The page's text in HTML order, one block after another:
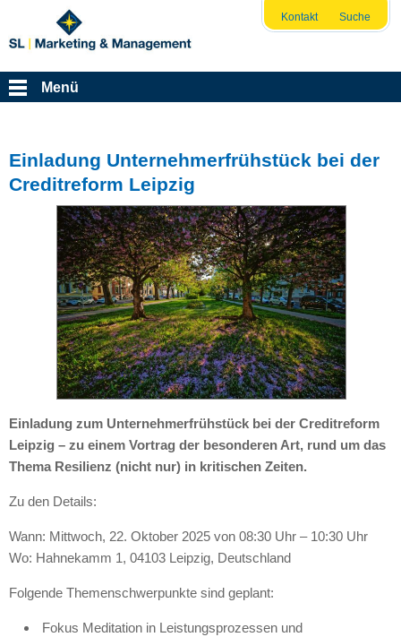
Kontakt Suche
Menü
Einladung Unternehmerfrühstück bei der
Creditreform Leipzig
Einladung zum Unternehmerfrühstück bei der Creditreform
Leipzig – zu einem Vortrag der besonderen Art, rund um das
Thema Resilienz (nicht nur) in kritischen Zeiten.
Zu den Details:
Wann: Mittwoch, 22. Oktober 2025 von 08:30 Uhr – 10:30 Uhr
Wo: Hahnekamm 1, 04103 Leipzig, Deutschland
Folgende Themenschwerpunkte sind geplant:
Fokus Meditation in Leistungsprozessen und